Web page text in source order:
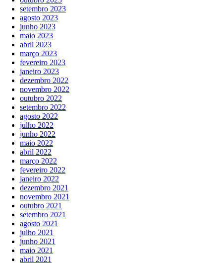
setembro 2023
agosto 2023
junho 2023
maio 2023
abril 2023
março 2023
fevereiro 2023
janeiro 2023
dezembro 2022
novembro 2022
outubro 2022
setembro 2022
agosto 2022
julho 2022
junho 2022
maio 2022
abril 2022
março 2022
fevereiro 2022
janeiro 2022
dezembro 2021
novembro 2021
outubro 2021
setembro 2021
agosto 2021
julho 2021
junho 2021
maio 2021
abril 2021